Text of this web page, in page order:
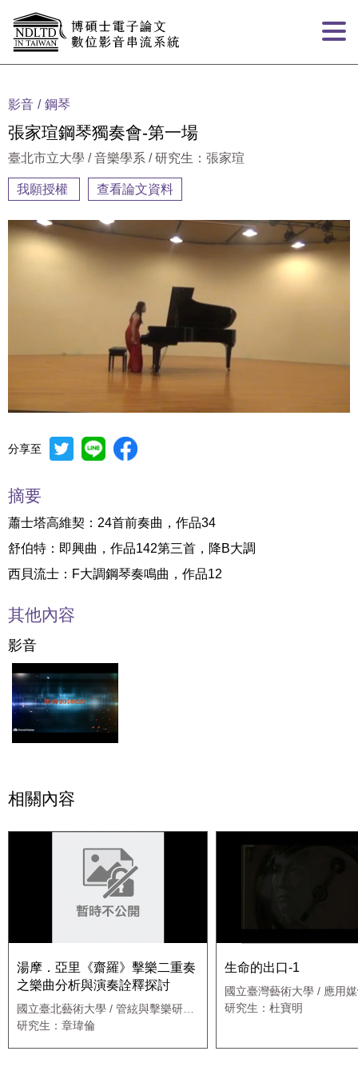
影音 鋼琴
張家瑄鋼琴獨奏會-第一場
臺北市立大學 / 音樂學系 / 研究生：張家瑄
我願授權 查看論文資料
分享至
摘要
蕭士塔高維契：24首前奏曲，作品34
舒伯特：即興曲，作品142第三首，降B大調
西貝流士：F大調鋼琴奏鳴曲，作品12
其他內容
影音
相關內容
湯摩．亞里《齋羅》擊樂二重奏
之樂曲分析與演奏詮釋探討
國立臺北藝術大學 / 管絃與擊樂研究
所擊樂組
研究生：章瑋倫
生命的出口-1
國立臺灣藝術大學 / 應用
究所
研究生：杜寶明